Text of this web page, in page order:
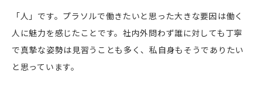
「人」です。プラソルで働きたいと思った大きな要因は働く
人に魅力を感じたことです。社内外問わず誰に対しても丁寧
で真摯な姿勢は見習うことも多く、私自身もそうでありたい
と思っています。